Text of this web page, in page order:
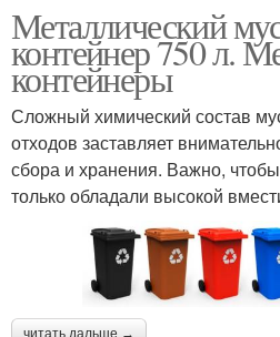
Металлический
контейнер 750 л.
контейнеры
Сложный химический состав
отходов заставляет
сбора и хранения. Важно,
только обладали высокой
читать дальше →